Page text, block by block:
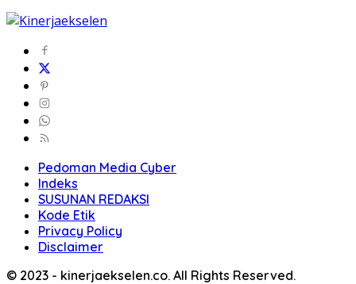
Pedoman Media Cyber
Indeks
SUSUNAN REDAKSI
Kode Etik
Privacy Policy
Disclaimer
© 2023 - kinerjaekselen.co. All Rights Reserved.